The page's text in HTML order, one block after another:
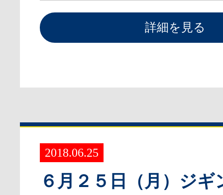
詳細を見る
2018.06.25
６月２５日（月）ジギ